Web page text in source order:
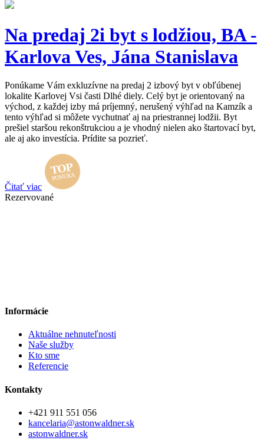
Na predaj 2i byt s lodžiou, BA -
Karlova Ves, Jána Stanislava
Ponúkame Vám exkluzívne na predaj 2 izbový byt v obľúbenej
lokalite Karlovej Vsi časti Dlhé diely. Celý byt je orientovaný na
východ, z každej izby má príjemný, nerušený výhľad na Kamzík a
tento výhľad si môžete vychutnať aj na priestrannej lodžii. Byt
prešiel staršou rekonštrukciou a je vhodný nielen ako štartovací byt,
ale aj ako investícia. Prídite sa pozrieť.
Čitať viac
Rezervované
Informácie
Aktuálne nehnuteľnosti
Naše služby
Kto sme
Referencie
Kontakty
+421 911 551 056
kancelaria@astonwaldner.sk
astonwaldner.sk